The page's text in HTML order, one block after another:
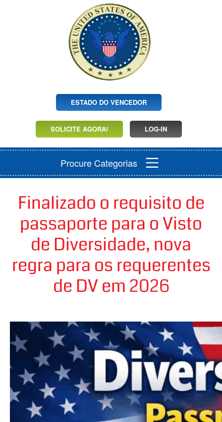
ESTADO DO VENCEDOR
SOLICITE AGORA! LOG-IN
Procure Categorias
Finalizado o requisito de
passaporte para o Visto
de Diversidade, nova
regra para os requerentes
de DV em 2026